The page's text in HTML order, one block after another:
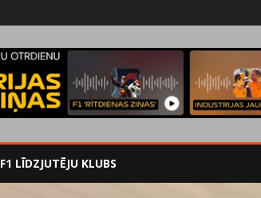
F1 LĪDZJUTĒJU KLUBS